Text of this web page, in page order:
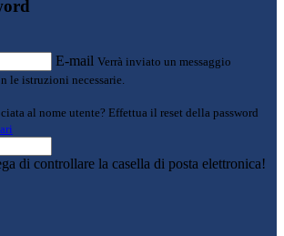
E-mail Verrà inviato un messaggio
le istruzioni necessarie.
al nome utente? Effettua il reset della password
di controllare la casella di posta elettronica!